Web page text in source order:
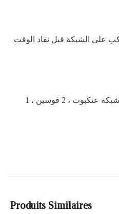
يشمل: 16 عنكبوتًا بـ 4 ألوان ، 1 شبكة عنكبوت ، 2 قوسين ، 1
Produits Similaires